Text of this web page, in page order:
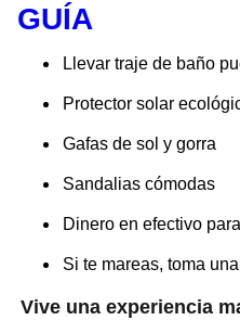
GUÍA
Llevar traje de baño
Protector solar
Gafas de sol y gorra
Sandalias cómodas
Dinero en efectivo
Si te mareas, toma
Vive una experiencia